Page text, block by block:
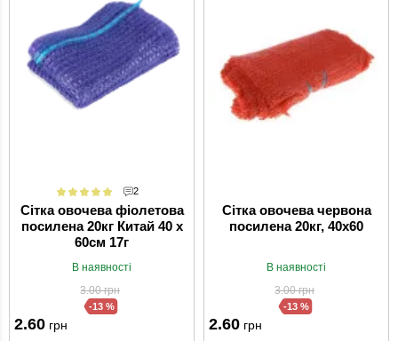
Сітка овочева фіолетова
посилена 20кг Китай 40 x
60см 17г
2
В наявності
3.00грн
-13 %
2.60 грн
Сітка овочева червона
посилена 20кг, 40х60
В наявності
3.00грн
-13 %
2.60 грн